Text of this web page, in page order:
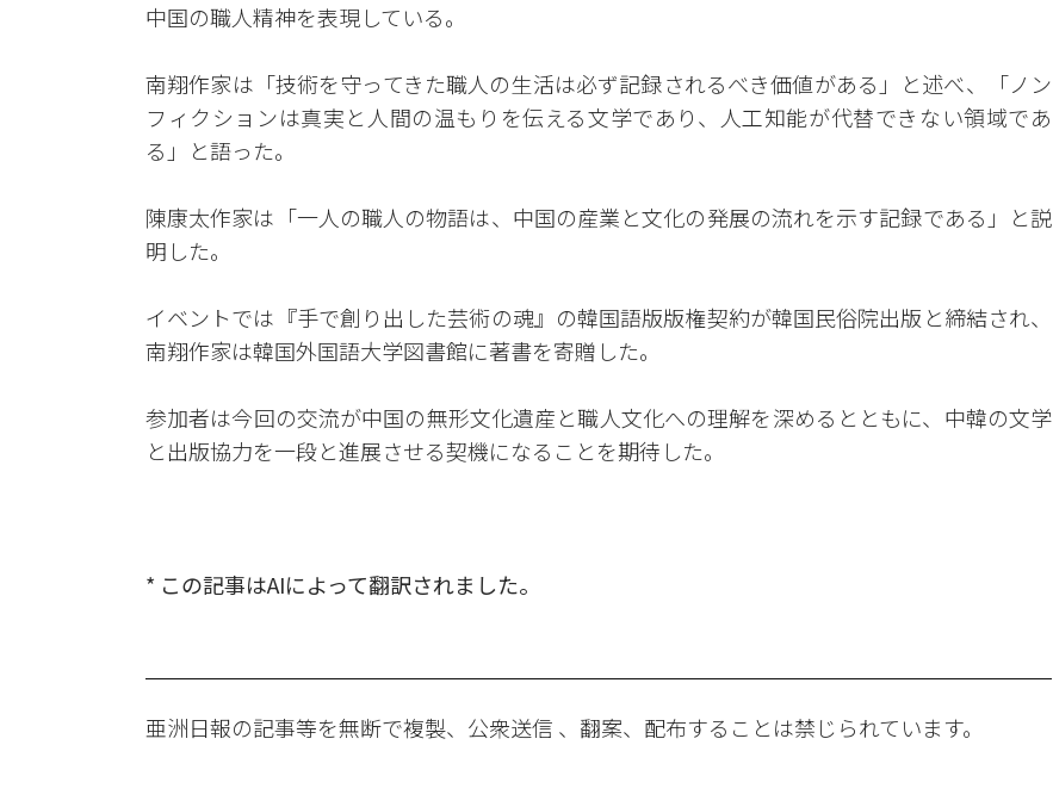
中国の職人精神を表現している。
南翔作家は「技術を守ってきた職人の生活は必ず記録されるべき価値がある」と述べ、「ノン
フィクションは真実と人間の温もりを伝える文学であり、人工知能が代替できない領域であ
る」と語った。
陳康太作家は「一人の職人の物語は、中国の産業と文化の発展の流れを示す記録である」と説
明した。
イベントでは『手で創り出した芸術の魂』の韓国語版版権契約が韓国民俗院出版と締結され、
南翔作家は韓国外国語大学図書館に著書を寄贈した。
参加者は今回の交流が中国の無形文化遺産と職人文化への理解を深めるとともに、中韓の文学
と出版協力を一段と進展させる契機になることを期待した。
* この記事はAIによって翻訳されました。
亜洲日報の記事等を無断で複製、公衆送信 、翻案、配布することは禁じられています。